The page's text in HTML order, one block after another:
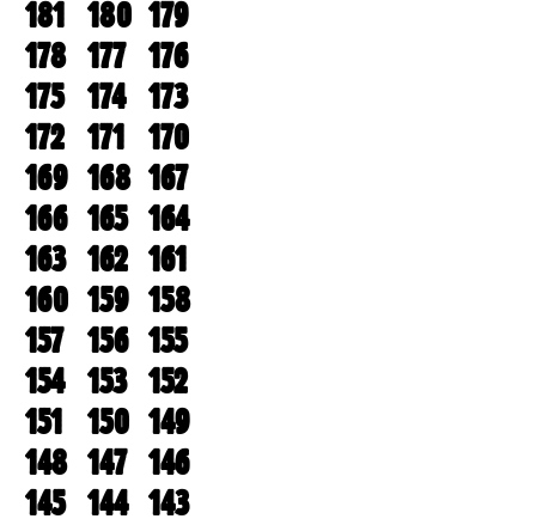
181 180 179
178 177 176
175 174 173
172 171 170
169 168 167
166 165 164
163 162 161
160 159 158
157 156 155
154 153 152
151
150 149
148 147 146
145 144 143